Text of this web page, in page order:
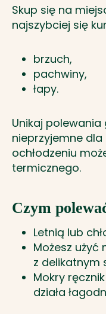
Skup się na
najszybciej się
brzuch,
pachwiny,
łapy.
Unikaj polewania
nieprzyjemne
ochłodzeniu
termicznego.
Czym
Letnią lub
Możesz użyć
z delikatnym
Mokry
działa